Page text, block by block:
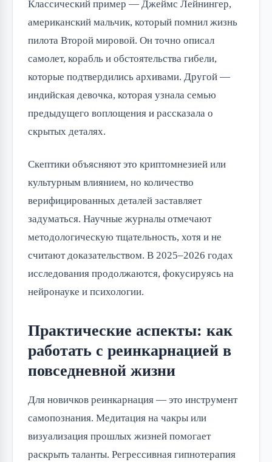
Классический пример — Джеймс Лейнингер,
американский мальчик, который помнил жизнь
пилота Второй мировой. Он точно описал
самолет, корабль и обстоятельства гибели,
которые подтвердились архивами. Другой —
индийская девочка, которая узнала семью
предыдущего воплощения и рассказала о
скрытых деталях.
Скептики объясняют это криптомнезией или
культурным влиянием, но количество
верифицированных деталей заставляет
задуматься. Научные журналы отмечают
методологическую тщательность, хотя и не
считают доказательством. В 2025–2026 годах
исследования продолжаются, фокусируясь на
нейронауке и психологии.
Практические аспекты: как
работать с реинкарнацией в
повседневной жизни
Для новичков реинкарнация — это инструмент
самопознания. Медитация на чакры или
визуализация прошлых жизней помогает
раскрыть таланты. Регрессивная гипнотерапия